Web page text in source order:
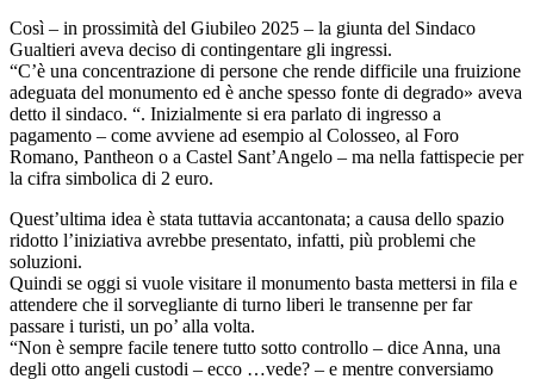
Così – in prossimità del Giubileo 2025 – la giunta del Sindaco
Gualtieri aveva deciso di contingentare gli ingressi.
“C’è una concentrazione di persone che rende difficile una fruizione
adeguata del monumento ed è anche spesso fonte di degrado» aveva
detto il sindaco. “. Inizialmente si era parlato di ingresso a
pagamento – come avviene ad esempio al Colosseo, al Foro
Romano, Pantheon o a Castel Sant’Angelo – ma nella fattispecie per
la cifra simbolica di 2 euro.
Quest’ultima idea è stata tuttavia accantonata; a causa dello spazio
ridotto l’iniziativa avrebbe presentato, infatti, più problemi che
soluzioni.
Quindi se oggi si vuole visitare il monumento basta mettersi in fila e
attendere che il sorvegliante di turno liberi le transenne per far
passare i turisti, un po’ alla volta.
“Non è sempre facile tenere tutto sotto controllo – dice Anna, una
degli otto angeli custodi – ecco …vede? – e mentre conversiamo